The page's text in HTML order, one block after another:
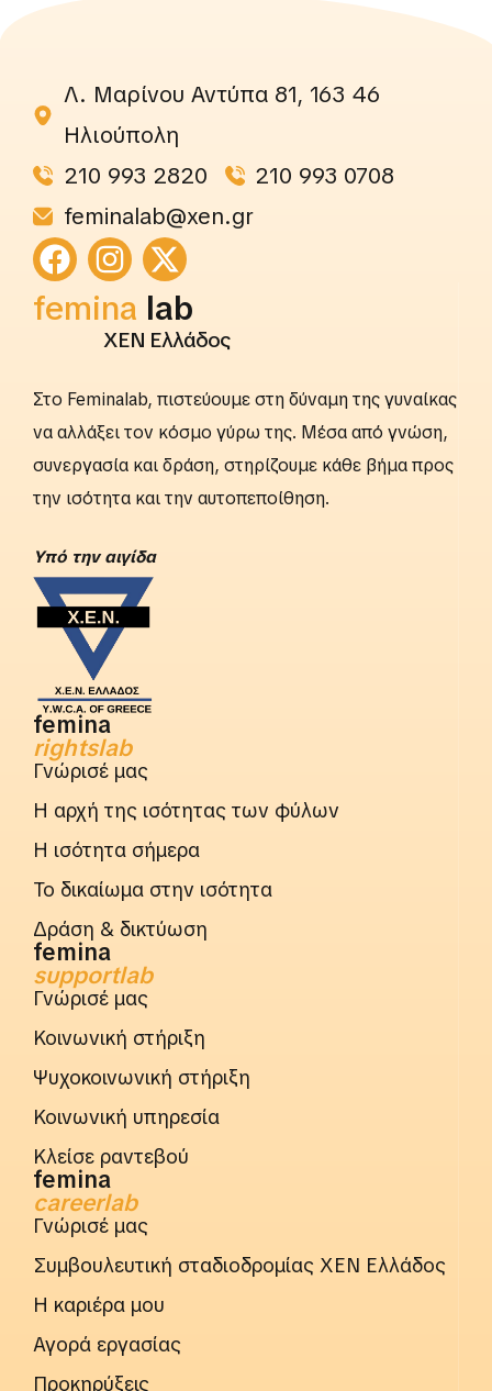
Λ. Μαρίνου Αντύπα 81, 163 46
Ηλιούπολη
210 993 2820
210 993 0708
feminalab@xen.gr
femina rightslab
ΧΕΝ Ελλάδος
Στο Feminalab, πιστεύουμε στη δύναμη της γυναίκας
να αλλάξει τον κόσμο γύρω της. Μέσα από γνώση,
συνεργασία και δράση, στηρίζουμε κάθε βήμα προς
την ισότητα και την αυτοπεποίθηση.
Yπό την αιγίδα
femina
rightslab
Γνώρισέ μας
Η αρχή της ισότητας των φύλων
Η ισότητα σήμερα
Το δικαίωμα στην ισότητα
Δράση & δικτύωση
femina
supportlab
Γνώρισέ μας
Κοινωνική στήριξη
Ψυχοκοινωνική στήριξη
Κοινωνική υπηρεσία
Κλείσε ραντεβού
femina
careerlab
Γνώρισέ μας
Συμβουλευτική σταδιοδρομίας ΧΕΝ Ελλάδος
Η καριέρα μου
Αγορά εργασίας
Προκηρύξεις